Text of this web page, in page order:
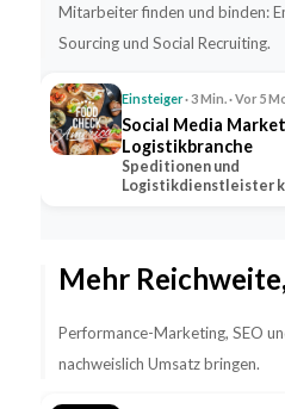
Mitarbeiter finden und binden:
Sourcing und Social Recruiting.
Einsteiger· 3 Min. · Vor 5
Social Media
Logistikbranche
Speditionen und
Logistikdienstleister
Mehr
Performance-Marketing, SEO
nachweislich Umsatz bringen.